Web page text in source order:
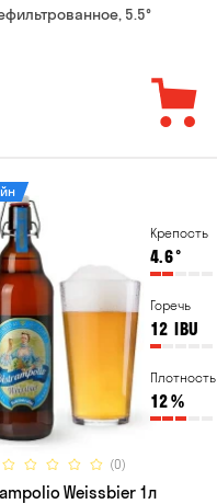
5.5°
Крепость
4.6°
Горечь
12 IBU
Плотность
12%
(0)
Weissbier 1л